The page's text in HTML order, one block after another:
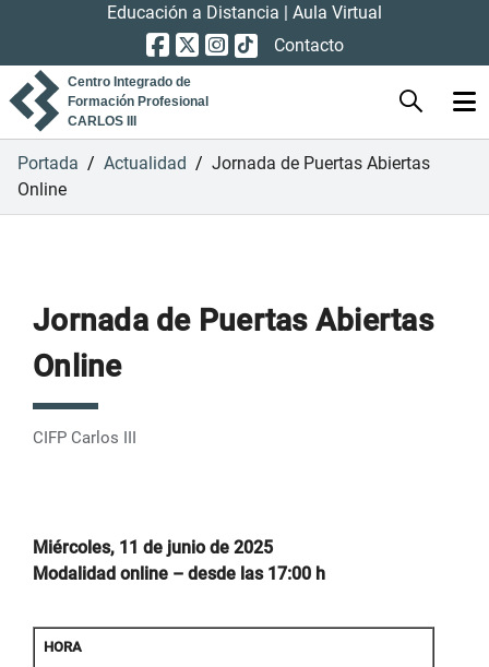
Educación a Distancia | Aula Virtual
Contacto
Centro Integrado de
Formación Profesional
CARLOS III
Portada / Actualidad / Jornada de Puertas Abiertas
Online
Jornada de Puertas Abiertas
Online
CIFP Carlos III
Miércoles, 11 de junio de 2025
Modalidad online – desde las 17:00 h
HORA